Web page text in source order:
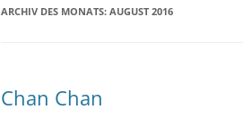
ARCHIV DES MONATS: AUGUST 2016
Chan Chan